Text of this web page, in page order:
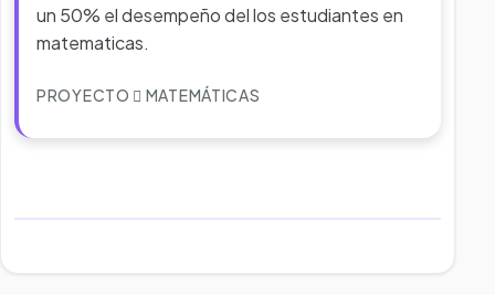
un 50% el desempeño del los estudiantes en
matematicas.
PROYECTO MATEMÁTICAS